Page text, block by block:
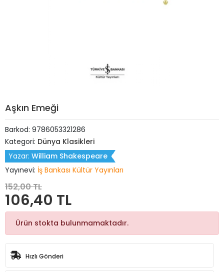
Aşkın Emeği
Barkod: 9786053321286
Kategori: Dünya Klasikleri
Yazar: William Shakespeare
Yayınevi: İş Bankası Kültür Yayınları
152,00 TL
106,40 TL
Ürün stokta bulunmamaktadır.
Hızlı Gönderi